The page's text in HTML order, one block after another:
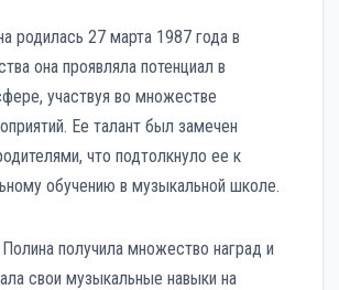
родилась 27 марта 1987 года в
она проявляла потенциал в
участвуя во множестве
Ее талант был замечен
что подтолкнуло ее к
обучению в музыкальной школе.
получила множество наград и
свои музыкальные навыки на